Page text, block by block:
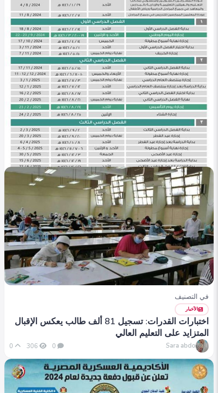
في التصنيف
التعليم
متى يبدأ العام الدراسي 2026 في المدارس الرسمية
والدولية؟ وموعد بداية الترم الأول في الجامعات 2025-
2026
Yasmen alaa
0
279
0
في التصنيف
الأخبار
اختبارات القدرات: تسجيل 81 ألف طالب يعكس الإقبال
المتزايد على التعليم العالي
Sara abdo
0
306